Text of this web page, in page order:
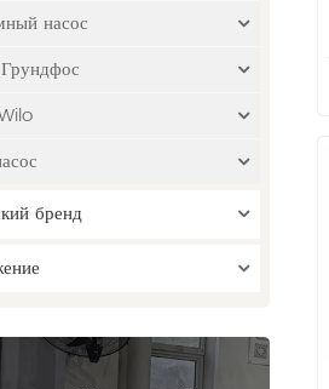
насос
бренд